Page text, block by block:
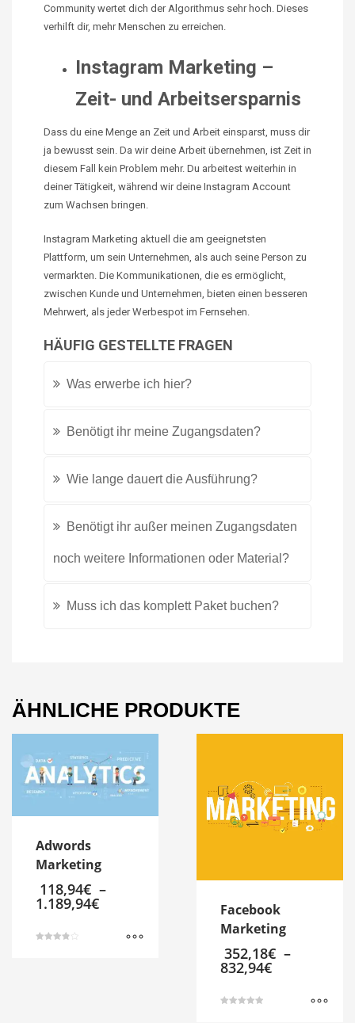
Community wertet dich der Algorithmus sehr hoch. Dieses
verhilft dir, mehr Menschen zu erreichen.
Instagram Marketing –
Zeit- und Arbeitsersparnis
Dass du eine Menge an Zeit und Arbeit einsparst, muss dir
ja bewusst sein. Da wir deine Arbeit übernehmen, ist Zeit in
diesem Fall kein Problem mehr. Du arbeitest weiterhin in
deiner Tätigkeit, während wir deine Instagram Account
zum Wachsen bringen.
Instagram Marketing aktuell die am geeignetsten
Plattform, um sein Unternehmen, als auch seine Person zu
vermarkten. Die Kommunikationen, die es ermöglicht,
zwischen Kunde und Unternehmen, bieten einen besseren
Mehrwert, als jeder Werbespot im Fernsehen.
HÄUFIG GESTELLTE FRAGEN
Was erwerbe ich hier?
Benötigt ihr meine Zugangsdaten?
Wie lange dauert die Ausführung?
Benötigt ihr außer meinen Zugangsdaten
noch weitere Informationen oder Material?
Muss ich das komplett Paket buchen?
ÄHNLICHE PRODUKTE
Adwords
Marketing
118,94€ –
1.189,94€
Facebook
Marketing
352,18€ –
832,94€